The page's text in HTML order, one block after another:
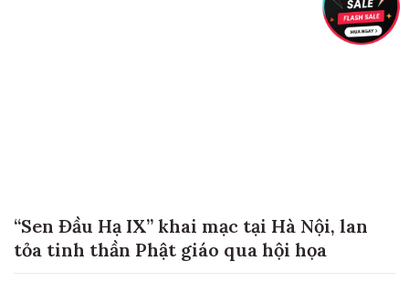
“Sen Đầu Hạ IX” khai mạc tại Hà Nội, lan
tỏa tinh thần Phật giáo qua hội họa